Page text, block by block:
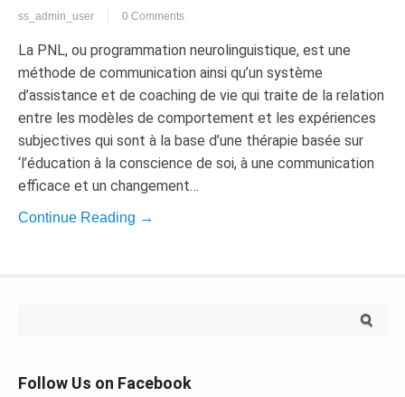
ss_admin_user 0 Comments
La PNL, ou programmation neurolinguistique, est une
méthode de communication ainsi qu’un système
d’assistance et de coaching de vie qui traite de la relation
entre les modèles de comportement et les expériences
subjectives qui sont à la base d’une thérapie basée sur
‘l’éducation à la conscience de soi, à une communication
efficace et un changement…
Continue Reading →
Follow Us on Facebook